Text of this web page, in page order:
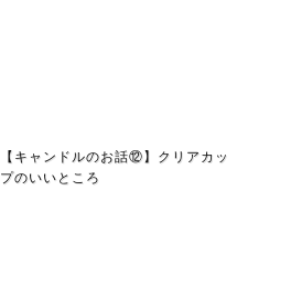
【キャンドルのお話⑫】クリアカッ
プのいいところ